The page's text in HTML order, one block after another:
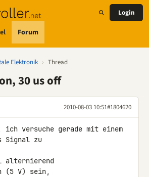
Forum
Login
Elektronik › Thread
30 us off
2010-08-03 10:51#1804620
Signal zu
alternierend
(5 V) sein,